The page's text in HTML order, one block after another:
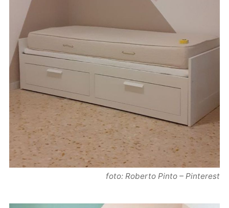
foto: Roberto Pinto – Pinterest